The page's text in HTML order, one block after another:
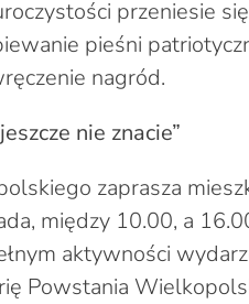
przeniesie
pieśni
nagród.
nie znacie”
zaprasza
między 10.00, a
aktywności
Powstania